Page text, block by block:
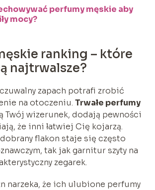
perfumy męskie aby
mocy?
ranking – które
najtrwalsze?
zapach potrafi zrobić
na otoczeniu. Trwałe perfumy
Twój wizerunek, dodają pewności
że inni łatwiej Cię kojarzą.
flakon staje się często
tak jak garnitur szyty na
zegarek.
narzeka, że ich ulubione perfumy